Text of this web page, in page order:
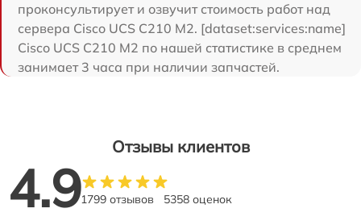
проконсультирует и озвучит стоимость работ над
сервера Cisco UCS C210 M2. [dataset:services:name]
Cisco UCS C210 M2 по нашей статистике в среднем
занимает 3 часа при наличии запчастей.
Отзывы клиентов
4.91799 отзывов 5358 оценок